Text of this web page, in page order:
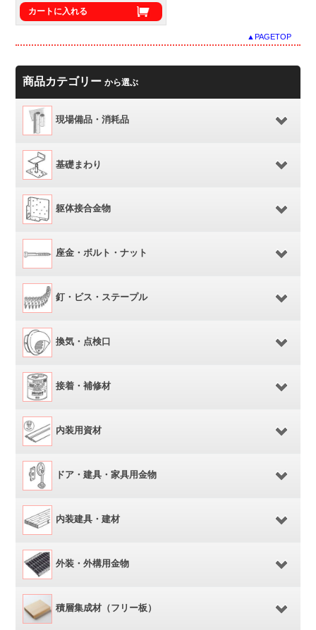
カートに入れる
▲PAGETOP
商品カテゴリーから選ぶ
現場備品・消耗品
基礎まわり
躯体接合金物
座金・ボルト・ナット
釘・ビス・ステープル
換気・点検口
接着・補修材
内装用資材
ドア・建具・家具用金物
内装建具・建材
外装・外構用金物
積層集成材（フリー板）